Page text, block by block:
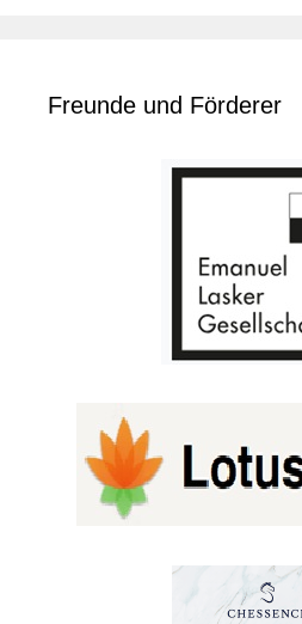
Freunde und Förderer